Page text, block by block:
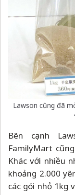
Lawson cũng đã
Bên cạnh
FamilyMart
Khác với nhiều
khoảng 2.000
các gói nhỏ 1kg